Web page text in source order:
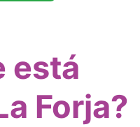
está
Forja?